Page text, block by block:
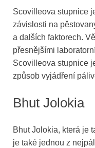
Scovilleova stupnice
závislosti na
a dalších faktorech.
přesnějšími
Scovilleova stupnice
způsob vyjádření
Bhut Jolokia
Bhut Jolokia, která je
je také jednou z